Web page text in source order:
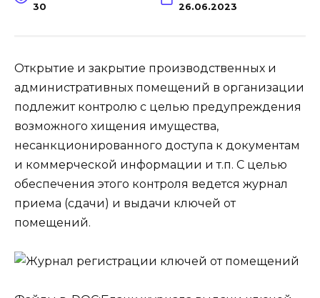
30 26.06.2023
Открытие и закрытие производственных и
административных помещений в организации
подлежит контролю с целью предупреждения
возможного хищения имущества,
несанкционированного доступа к документам
и коммерческой информации и т.п. С целью
обеспечения этого контроля ведется журнал
приема (сдачи) и выдачи ключей от
помещений.